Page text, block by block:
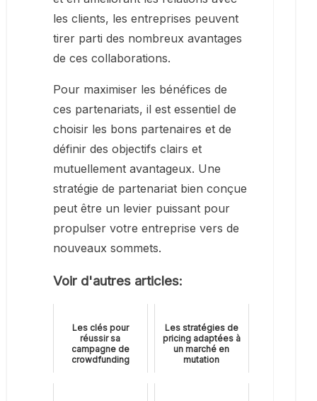
les clients, les entreprises peuvent
tirer parti des nombreux avantages
de ces collaborations.
Pour maximiser les bénéfices de
ces partenariats, il est essentiel de
choisir les bons partenaires et de
définir des objectifs clairs et
mutuellement avantageux. Une
stratégie de partenariat bien conçue
peut être un levier puissant pour
propulser votre entreprise vers de
nouveaux sommets.
Voir d'autres articles:
Les clés pour
réussir sa
campagne de
crowdfunding
Les stratégies de
pricing adaptées à
un marché en
mutation